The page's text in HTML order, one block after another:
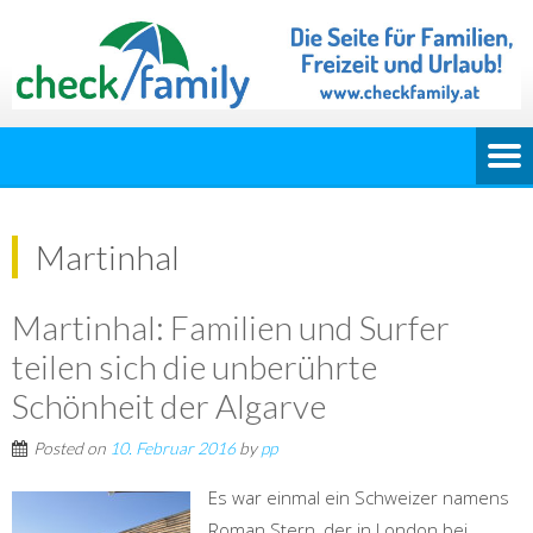
Martinhal
Martinhal: Familien und Surfer
teilen sich die unberührte
Schönheit der Algarve
Posted on 10. Februar 2016bypp
Es war einmal ein Schweizer namens